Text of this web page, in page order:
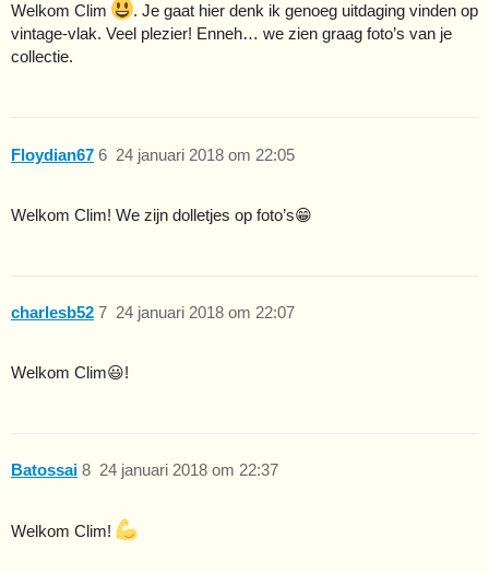
Welkom Clim
. Je gaat hier denk ik genoeg uitdaging vinden op
vintage-vlak. Veel plezier! Enneh… we zien graag foto’s van je
collectie.
Floydian67 24 januari 2018 om 22:05
6
Welkom Clim! We zijn dolletjes op foto’s😁
charlesb52 24 januari 2018 om 22:07
7
Welkom Clim😃!
Batossai 24 januari 2018 om 22:37
8
Welkom Clim!